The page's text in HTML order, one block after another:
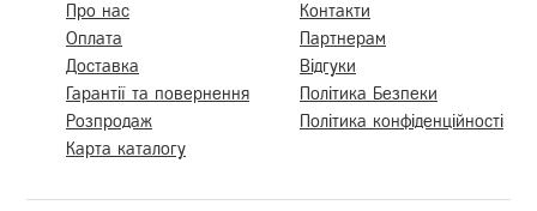
Про нас
Оплата
Доставка
Гарантії та повернення
Розпродаж
Карта каталогу
Контакти
Партнерам
Відгуки
Політика Безпеки
Політика конфіденційності